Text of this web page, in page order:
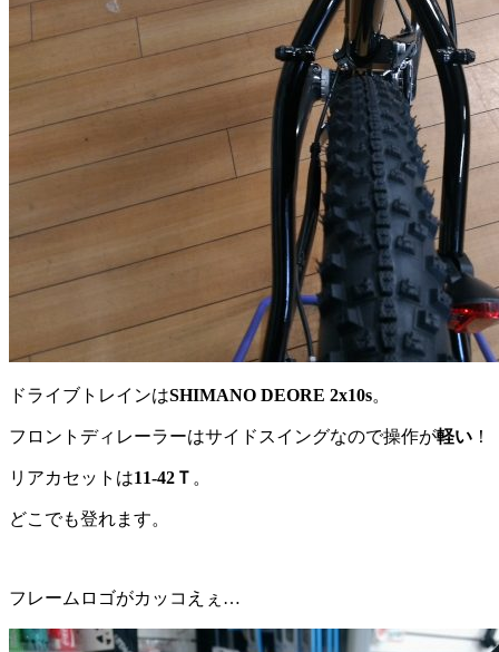
ドライブトレインはSHIMANO DEORE 2x10s。
フロントディレーラーはサイドスイングなので操作が軽い ！
リアカセットは11-42Ｔ 。
どこでも登れます。
フレームロゴがカッコえぇ…